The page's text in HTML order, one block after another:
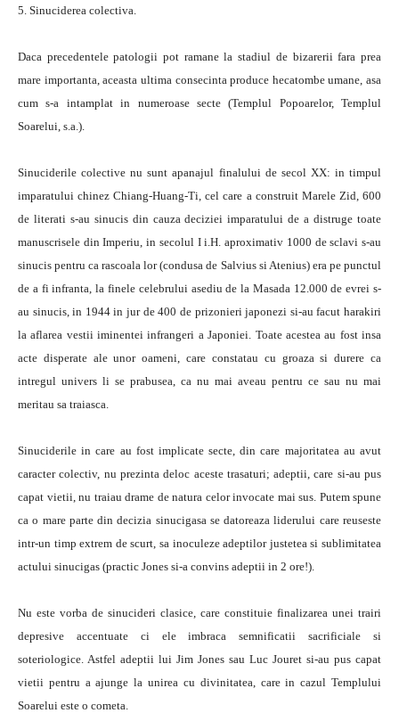
5. Sinuciderea colectiva.
Daca precedentele patologii pot ramane la stadiul de bizarerii fara prea
mare importanta, aceasta ultima consecinta produce hecatombe umane, asa
cum s-a intamplat in numeroase secte (Templul Popoarelor, Templul
Soarelui, s.a.).
Sinuciderile colective nu sunt apanajul finalului de secol XX: in timpul
imparatului chinez Chiang-Huang-Ti, cel care a construit Marele Zid, 600
de literati s-au sinucis din cauza deciziei imparatului de a distruge toate
manuscrisele din Imperiu, in secolul I i.H. aproximativ 1000 de sclavi s-au
sinucis pentru ca rascoala lor (condusa de Salvius si Atenius) era pe punctul
de a fi infranta, la finele celebrului asediu de la Masada 12.000 de evrei s-
au sinucis, in 1944 in jur de 400 de prizonieri japonezi si-au facut harakiri
la aflarea vestii iminentei infrangeri a Japoniei. Toate acestea au fost insa
acte disperate ale unor oameni, care constatau cu groaza si durere ca
intregul univers li se prabusea, ca nu mai aveau pentru ce sau nu mai
meritau sa traiasca.
Sinuciderile in care au fost implicate secte, din care majoritatea au avut
caracter colectiv, nu prezinta deloc aceste trasaturi; adeptii, care si-au pus
capat vietii, nu traiau drame de natura celor invocate mai sus. Putem spune
ca o mare parte din decizia sinucigasa se datoreaza liderului care reuseste
intr-un timp extrem de scurt, sa inoculeze adeptilor justetea si sublimitatea
actului sinucigas (practic Jones si-a convins adeptii in 2 ore!).
Nu este vorba de sinucideri clasice, care constituie finalizarea unei trairi
depresive accentuate ci ele imbraca semnificatii sacrificiale si
soteriologice. Astfel adeptii lui Jim Jones sau Luc Jouret si-au pus capat
vietii pentru a ajunge la unirea cu divinitatea, care in cazul Templului
Soarelui este o cometa.